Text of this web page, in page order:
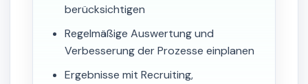
berücksichtigen
Regelmäßige Auswertung und
Verbesserung der Prozesse einplanen
Ergebnisse mit Recruiting,